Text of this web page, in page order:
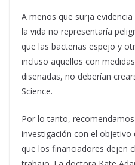
A menos que surja
la vida no representaría
que las bacterias espejo y
incluso aquellos con
diseñadas, no deberían
Science.
Por lo tanto,
investigación con el
que los financiadores dejen